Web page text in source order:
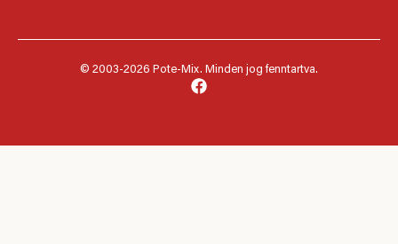
© 2003-2026 Pote-Mix. Minden jog fenntartva.